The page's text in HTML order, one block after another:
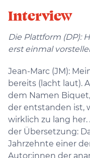
Interview
Die Plattform (DP):
erst einmal
Jean-Marc (JM):
bereits (lacht laut).
dem Namen
der entstanden ist,
wirklich zu lang
der Übersetzung:
Jahrzehnte einer
Autor:innen der